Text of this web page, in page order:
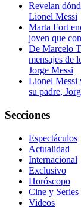
Revelan
Lionel Messi
Marta Fort
joven que
De Marcelo
mensajes de
Jorge Messi
Lionel Messi
su padre,
Secciones
Espectáculos
Actualidad
Internacional
Exclusivo
Horóscopo
Cine y Series
Videos